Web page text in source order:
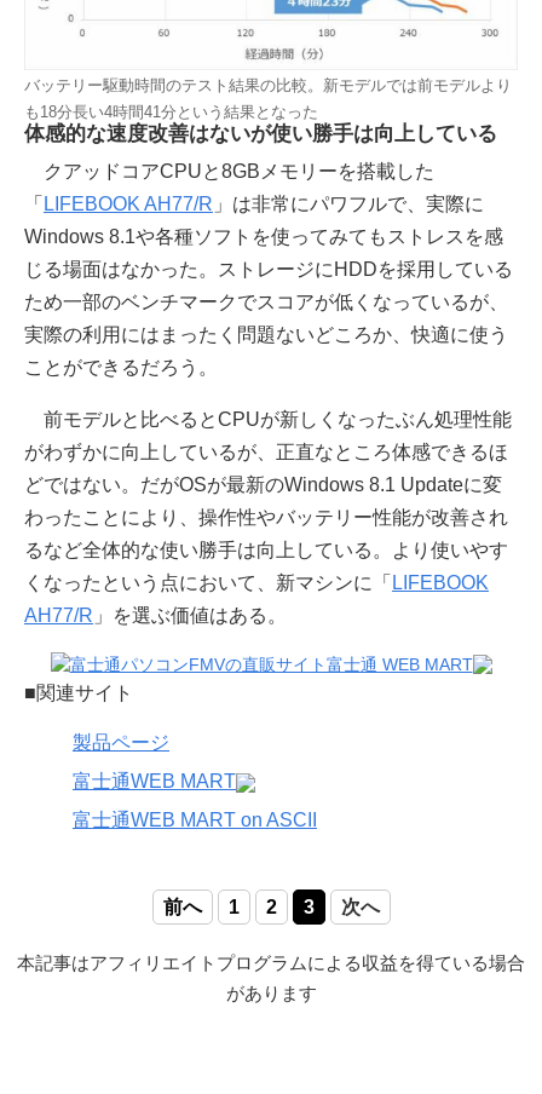
バッテリー駆動時間のテスト結果の比較。新モデルでは前モデルより
も18分長い4時間41分という結果となった
体感的な速度改善はないが使い勝手は向上している
クアッドコアCPUと8GBメモリーを搭載した
「 LIFEBOOK AH77/R 」は非常にパワフルで、実際に
Windows 8.1や各種ソフトを使ってみてもストレスを感
じる場面はなかった。ストレージにHDDを採用している
ため一部のベンチマークでスコアが低くなっているが、
実際の利用にはまったく問題ないどころか、快適に使う
ことができるだろう。
前モデルと比べるとCPUが新しくなったぶん処理性能
がわずかに向上しているが、正直なところ体感できるほ
どではない。だがOSが最新のWindows 8.1 Updateに変
わったことにより、操作性やバッテリー性能が改善され
るなど全体的な使い勝手は向上している。より使いやす
くなったという点において、新マシンに「 LIFEBOOK
AH77/R 」を選ぶ価値はある。
■関連サイト
製品ページ
富士通WEB MART
富士通WEB MART on ASCII
前へ 1 2 3 次へ
本記事はアフィリエイトプログラムによる収益を得ている場合
があります